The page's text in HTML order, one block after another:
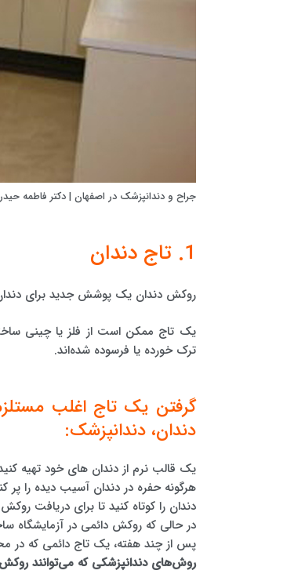
جراح و دندانپزشک در اصفهان | دکتر فاطمه
1. تاج دندان
روکش دندان یک پوشش جدید برای
یک تاج ممکن است از فلز یا چینی
ترک خورده یا فرسوده شده‌اند.
گرفتن یک تاج اغلب
دندان، دندانپزشک:
یک قالب نرم از دندان های خود تهیه
هرگونه حفره در دندان آسیب دیده را پر
دندان را کوتاه کنید تا برای دریافت
در حالی که روکش دائمی در
پس از چند هفته، یک تاج دائمی که در
روش‌های دندانپزشکی که می‌توانند